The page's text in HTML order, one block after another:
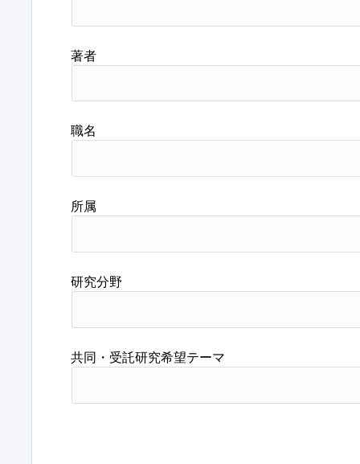
著者
職名
所属
研究分野
共同・受託研究希望テーマ